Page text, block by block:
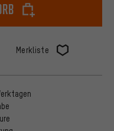
Merkliste